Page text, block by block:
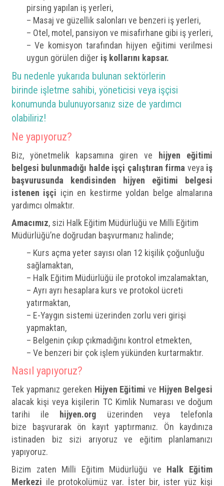
pirsing yapılan iş yerleri,
– Masaj ve güzellik salonları ve benzeri iş yerleri,
– Otel, motel, pansiyon ve misafirhane gibi iş yerleri,
– Ve komisyon tarafından hijyen eğitimi verilmesi
uygun görülen diğer iş kollarını kapsar.
Bu nedenle yukarıda bulunan sektörlerin
birinde işletme sahibi, yöneticisi veya işçisi
konumunda bulunuyorsanız size de yardımcı
olabiliriz!
Ne yapıyoruz?
Biz, yönetmelik kapsamına giren ve
hijyen eğitimi
belgesi bulunmadığı halde işçi çalıştıran firma veya iş
başvurusunda kendisinden hijyen eğitimi belgesi
istenen işçi için en kestirme yoldan belge almalarına
yardımcı olmaktır.
Amacımız, sizi Halk Eğitim Müdürlüğü ve Milli Eğitim
Müdürlüğü’ne doğrudan başvurmanız halinde;
– Kurs açma yeter sayısı olan 12 kişilik çoğunluğu
sağlamaktan,
– Halk Eğitim Müdürlüğü ile protokol imzalamaktan,
– Ayrı ayrı hesaplara kurs ve protokol ücreti
yatırmaktan,
– E-Yaygın sistemi üzerinden zorlu veri girişi
yapmaktan,
– Belgenin çıkıp çıkmadığını kontrol etmekten,
– Ve benzeri bir çok işlem yükünden kurtarmaktır.
Nasıl yapıyoruz?
Tek yapmanız gereken Hijyen Eğitimi ve Hijyen Belgesi
alacak kişi veya kişilerin TC Kimlik Numarası ve doğum
tarihi ile
hijyen.org üzerinden veya telefonla
bize başvurarak ön kayıt yaptırmanız. Ön kaydınıza
istinaden biz sizi arıyoruz ve eğitim planlamanızı
yapıyoruz.
Bizim zaten Milli Eğitim Müdürlüğü ve Halk Eğitim
Merkezi ile protokolümüz var. İster bir, ister yüz kişi